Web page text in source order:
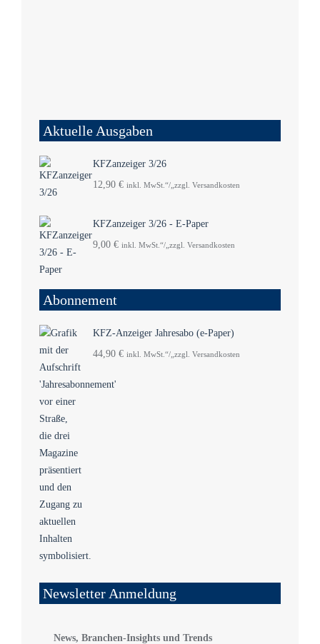
Aktuelle Ausgaben
KFZanzeiger 3/26
12,90 € inkl. MwSt.“/„zzgl. Versandkosten
KFZanzeiger 3/26 - E-Paper
9,00 € inkl. MwSt.“/„zzgl. Versandkosten
Abonnement
KFZ-Anzeiger Jahresabo (e-Paper)
44,90 € inkl. MwSt.“/„zzgl. Versandkosten
Newsletter Anmeldung
News, Branchen-Insights und Trends